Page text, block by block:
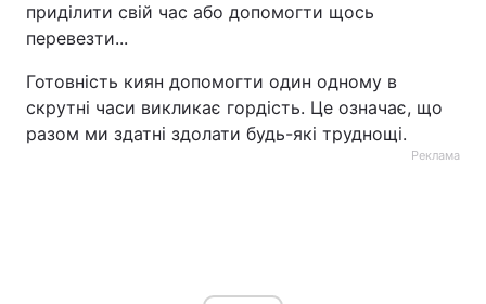
приділити свій час або допомогти щось
перевезти...
Готовність киян допомогти один одному в
скрутні часи викликає гордість. Це означає, що
разом ми здатні здолати будь-які труднощі.
Реклама